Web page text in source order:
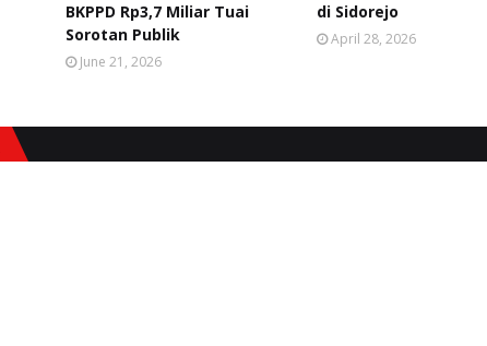
BKPPD Rp3,7 Miliar Tuai
Sorotan Publik
June 21, 2026
di Sidorejo
April 28, 2026